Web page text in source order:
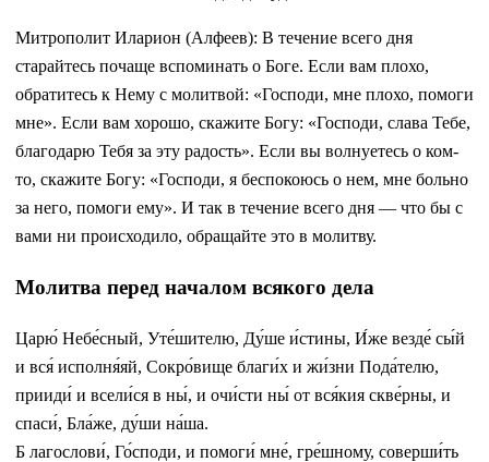
Митрополит Иларион (Алфеев): В течение всего дня
старайтесь почаще вспоминать о Боге. Если вам плохо,
обратитесь к Нему с молитвой: «Господи, мне плохо, помоги
мне». Если вам хорошо, скажите Богу: «Господи, слава Тебе,
благодарю Тебя за эту радость». Если вы волнуетесь о ком-
то, скажите Богу: «Господи, я беспокоюсь о нем, мне больно
за него, помоги ему». И так в течение всего дня — что бы с
вами ни происходило, обращайте это в молитву.
Молитва перед началом всякого дела
Царю́ Небе́сный, Уте́шителю, Ду́ше и́стины, И́же везде́ сы́й
и вся́ исполня́яй, Сокро́вище благи́х и жи́зни Пода́телю,
прииди́ и всели́ся в ны́, и очи́сти ны́ от вся́кия скве́рны, и
спаси́, Бла́же, ду́ши на́ша.
Б лагослови́, Го́споди, и помоги́ мне́, гре́шному, соверши́ть